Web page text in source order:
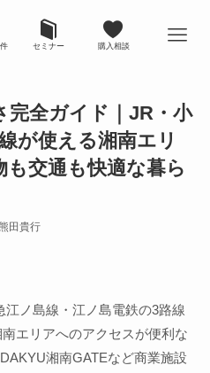
セミナー 購入相談
完全ガイド｜JR・小
が使える湘南エリ
も交通も快適な暮ら
田貴行
ノ島線・江ノ島電鉄の3路線
エリアへのアクセスが便利な
湘南GATEなど商業施設